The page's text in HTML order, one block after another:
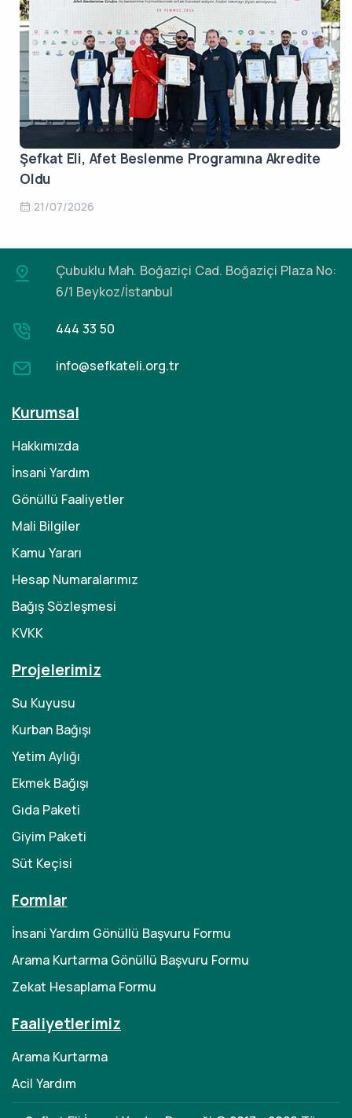
Şefkat Eli, Afet Beslenme Programına Akredite
Oldu
21/07/2026
Çubuklu Mah. Boğaziçi Cad. Boğaziçi Plaza No:
6/1 Beykoz/İstanbul
444 33 50
info@sefkateli.org.tr
Kurumsal
Hakkımızda
İnsani Yardım
Gönüllü Faaliyetler
Mali Bilgiler
Kamu Yararı
Hesap Numaralarımız
Bağış Sözleşmesi
KVKK
Projelerimiz
Su Kuyusu
Kurban Bağışı
Yetim Aylığı
Ekmek Bağışı
Gıda Paketi
Giyim Paketi
Süt Keçisi
Formlar
İnsani Yardım Gönüllü Başvuru Formu
Arama Kurtarma Gönüllü Başvuru Formu
Zekat Hesaplama Formu
Faaliyetlerimiz
Arama Kurtarma
Acil Yardım